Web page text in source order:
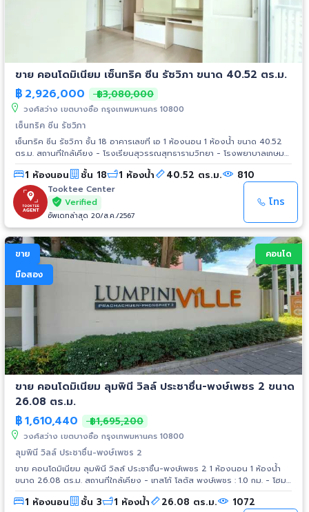
ขาย คอนโดมิเนียม เซ็นทริค ซีน รัชวิภา ขนาด 40.52 ตร.ม.
฿ 2,926,000 ฿3,080,000
วงศ์สว่าง เขตบางซื่อ กรุงเทพมหานคร 10800
เซ็นทริค ซีน รัชวิภา
เซ็นทริค ซีน รัชวิภา ชั้น 18 อาคารเลขที่ เอ 1 ห้องนอน 1 ห้องน้ำ ขนาด 40.52
ตร.ม. สถานที่ใกล้เคียง - โรงเรียนสุวรรณสุทธารามวิทยา - โรงพยาบาลเกษม
ราษฎร์ประชาชื่น - วงศ์สว่างทาวเซ็นเตอร์ - บิ๊กซี วงศ์สว่าง - ท็อปส์
ซุปเปอร์มาร์เก็ต ประชานิเวศน์ - มหาวิทยาลัยเทคโนโลยีพระจอมเกล้า
พระนครเหนือ
1 ห้องนอน ชั้น 18 1 ห้องน้ำ 40.52 ตร.ม. 810
Tooktee Center
Verified
อัพเดทล่าสุด 20/ส.ค./2567
โทร
ขาย
มือสอง
คอนโด
ขาย คอนโดมิเนียม ลุมพินี วิลล์ ประชาชื่น-พงษ์เพชร 2 ขนาด
26.08 ตร.ม.
฿1,610,440 ฿1,695,200
วงศ์สว่าง เขตบางซื่อ กรุงเทพมหานคร 10800
ลุมพินี วิลล์ ประชาชื่น-พงษ์เพชร 2
ขาย คอนโดมิเนียม ลุมพินี วิลล์ ประชาชื่น-พงษ์เพชร 2 1 ห้องนอน 1 ห้องน้ำ
ขนาด 26.08 ตร.ม. สถานที่ใกล้เคียง - เทสโก้ โลตัส พงษ์เพชร : 1.0 กม. - โฮม
โปร ประชาชื่น : 1.0 กม. - เดอะมอลล์ งามวงศ์วาน : 1.5 กม. - พันธ์ทิพย์
งามวงศ์วาน : 2.1 กม. - เทสโก้ โลตัส รัตนาธิเบศร์ : 3.8 กม. - เอสพลานาด
1 ห้องนอน ชั้น 3 1 ห้องน้ำ 26.08 ตร.ม. 1072